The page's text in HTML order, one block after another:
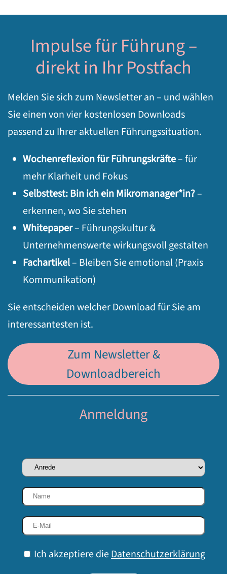
Impulse für Führung –
direkt in Ihr Postfach
Melden Sie sich zum Newsletter an – und wählen
Sie einen von vier kostenlosen Downloads
passend zu Ihrer aktuellen Führungssituation.
Wochenreflexion für Führungskräfte– für
mehr Klarheit und Fokus
Selbsttest: Bin ich ein Mikromanager*in?–
erkennen, wo Sie stehen
Whitepaper– Führungskultur &
Unternehmenswerte wirkungsvoll gestalten
Fachartikel– Bleiben Sie emotional (Praxis
Kommunikation)
Sie entscheiden welcher Download für Sie am
interessantesten ist.
Zum Newsletter &
Downloadbereich
Anmeldung
Ich akzeptiere dieDatenschutzerklärung